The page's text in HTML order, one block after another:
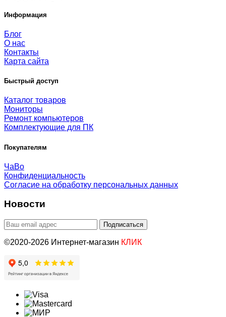
Информация
Блог
О нас
Контакты
Карта сайта
Быстрый доступ
Каталог товаров
Мониторы
Ремонт компьютеров
Комплектующие для ПК
Покупателям
ЧаВо
Конфиденциальность
Согласие на обработку персональных данных
Новости
©2020-2026 Интернет-магазин КЛИК